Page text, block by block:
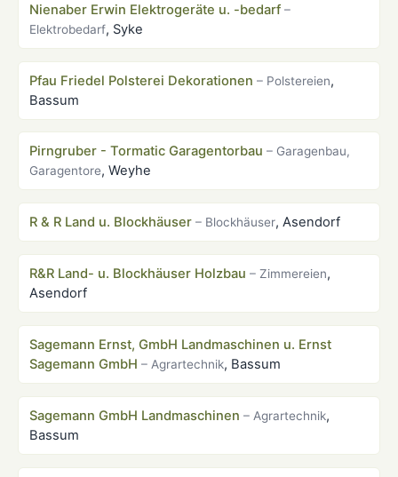
Nienaber Erwin Elektrogeräte u. -bedarf –
Elektrobedarf, Syke
Pfau Friedel Polsterei Dekorationen – Polstereien,
Bassum
Pirngruber - Tormatic Garagentorbau – Garagenbau,
Garagentore, Weyhe
R & R Land u. Blockhäuser – Blockhäuser, Asendorf
R&R Land- u. Blockhäuser Holzbau – Zimmereien,
Asendorf
Sagemann Ernst, GmbH Landmaschinen u. Ernst
Sagemann GmbH – Agrartechnik, Bassum
Sagemann GmbH Landmaschinen – Agrartechnik,
Bassum